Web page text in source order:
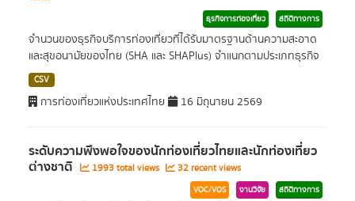
ธุรกิจการท่องเที่ยว สถิติทางการ
จำนวนของธุรกิจบริการท่องเที่ยวที่ได้รับมาตรฐานด้านความสะอาด
และสุขอนามัยของไทย (SHA และ SHAPlus) จำแนกตามประเภทธุรกิจ
CSV
การท่องเที่ยวแห่งประเทศไทย 16 มิถุนายน 2569
ระดับความพึงพอใจของนักท่องเที่ยวไทยและนักท่องเที่ยว
ต่างชาติ 1993 total views 32 recent views
VOC/VOS งานวิจัย สถิติทางการ